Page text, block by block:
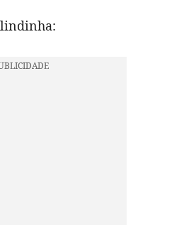
lindinha: